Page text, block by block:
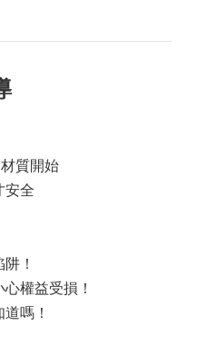
質開始
安全
！
權益受損！
嗎！